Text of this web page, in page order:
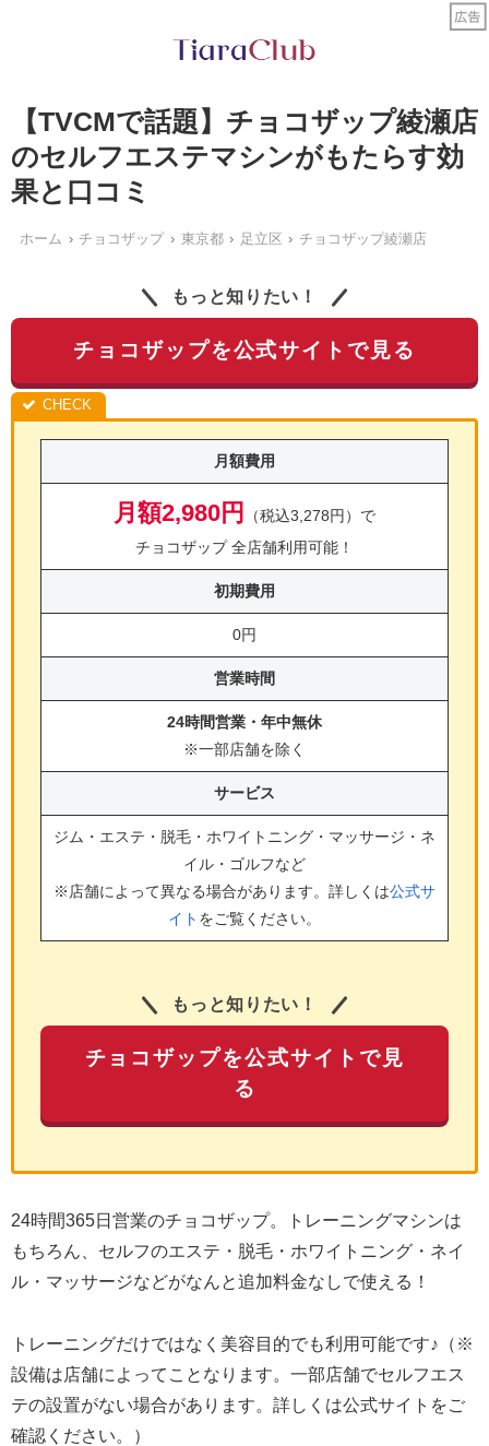
【TVCMで話題】チョコザップ綾瀬店
のセルフエステマシンがもたらす効
果と口コミ
ホーム チョコザップ 東京都 足立区 チョコザップ綾瀬店
もっと知りたい！
チョコザップを公式サイトで見る
月額費用
月額2,980円
（税込3,278円）で
チョコザップ 全店舗利用可能！
初期費用
0円
営業時間
24時間営業・年中無休
※一部店舗を除く
サービス
ジム・エステ・脱毛・ホワイトニング・マッサージ・ネ
イル・ゴルフなど
※店舗によって異なる場合があります。詳しくは公式サ
イト をご覧ください。
もっと知りたい！
チョコザップを公式サイトで見
る
24時間365日営業のチョコザップ。トレーニングマシンは
もちろん、セルフのエステ・脱毛・ホワイトニング・ネイ
ル・マッサージなどがなんと追加料金なしで使える！
トレーニングだけではなく美容目的でも利用可能です♪（※
設備は店舗によってことなります。一部店舗でセルフエス
テの設置がない場合があります。詳しくは公式サイトをご
確認ください。）